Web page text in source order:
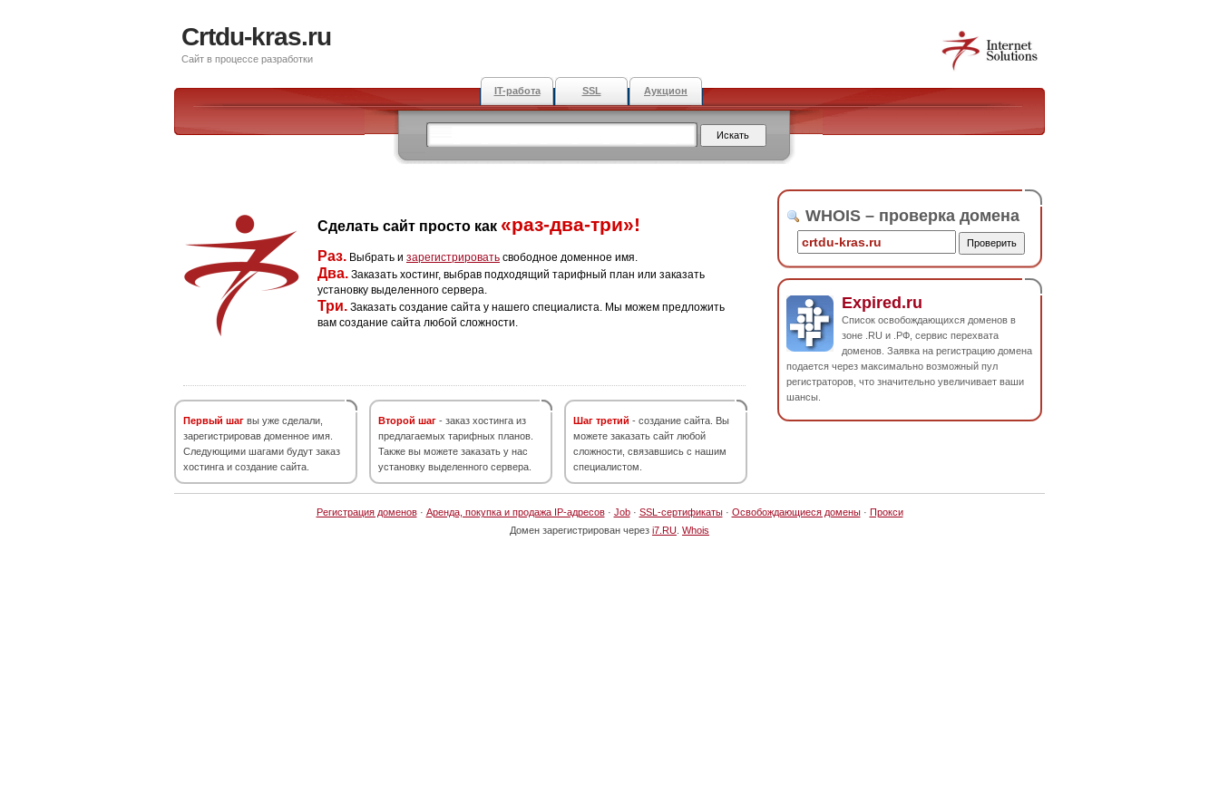
Crtdu-kras.ru
Сайт в процессе разработки
IT-работа SSL Аукцион
Сделать сайт просто как «раз-два-три»!
Раз. Выбрать и зарегистрировать свободное доменное имя.
Два. Заказать хостинг, выбрав подходящий тарифный план или заказать
установку выделенного сервера.
Три. Заказать создание сайта у нашего специалиста. Мы можем предложить
вам создание сайта любой сложности.
Первый шаг вы уже сделали,
зарегистрировав доменное имя.
Следующими шагами будут заказ
хостинга и создание сайта.
Второй шаг - заказ хостинга из
предлагаемых тарифных планов.
Также вы можете заказать у нас
установку выделенного сервера.
Шаг третий - создание сайта. Вы
можете заказать сайт любой
сложности, связавшись с нашим
специалистом.
WHOIS – проверка домена
Expired.ru
Список освобождающихся доменов в
зоне .RU и .РФ, сервис перехвата
доменов. Заявка на регистрацию домена
подается через максимально возможный пул
регистраторов, что значительно увеличивает ваши
шансы.
Регистрация доменов· Аренда, покупка и продажа IP-адресов· Job· SSL-сертификаты· Освобождающиеся домены· Прокси
Домен зарегистрирован через i7.RU Whois